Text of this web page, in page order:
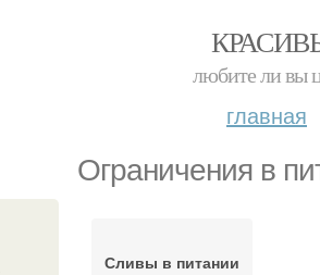
любите ли вы
главная
Ограничения в
Сливы в питании